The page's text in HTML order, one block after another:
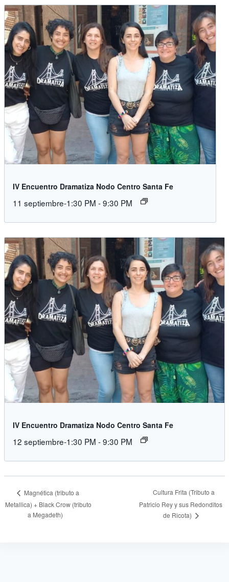
IV Encuentro Dramatiza Nodo Centro Santa Fe
11 septiembre-1:30 PM -9:30 PM
IV Encuentro Dramatiza Nodo Centro Santa Fe
12 septiembre-1:30 PM -9:30 PM
Magnética (tributo a
Metallica) + Black Crow (tributo
a Megadeth)
Cultura Frita (Tributo a
Patricio Rey y sus Redonditos
de Ricota)